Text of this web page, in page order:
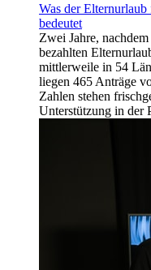
Was der
bedeutet
Zwei Jahre,
bezahlten
mittlerweile in 54
liegen 465 Anträge
Zahlen stehen
Unterstützung in der